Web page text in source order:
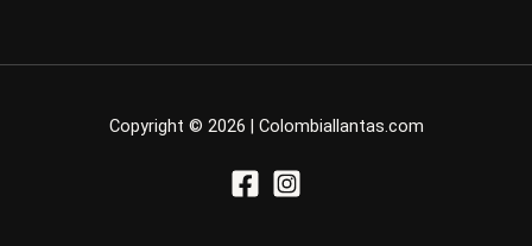
Copyright © 2026 | Colombiallantas.com